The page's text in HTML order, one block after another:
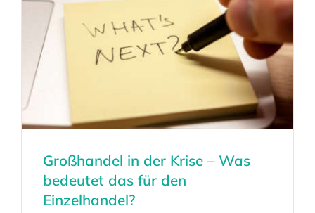
Großhandel in der Krise – Was
bedeutet das für den
Einzelhandel?